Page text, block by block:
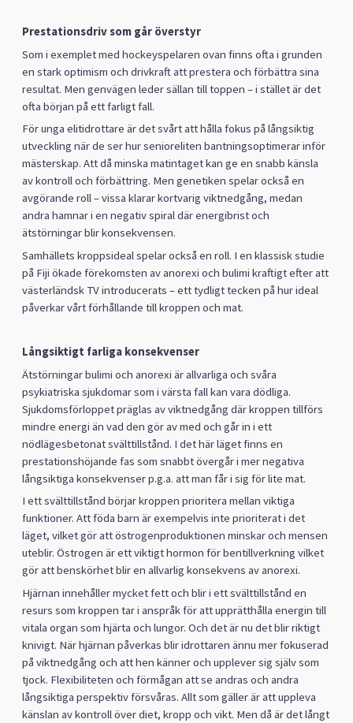
Prestationsdriv som går överstyr
Som i exemplet med hockeyspelaren ovan finns ofta i grunden
en stark optimism och drivkraft att prestera och förbättra sina
resultat. Men genvägen leder sällan till toppen – i stället är det
ofta början på ett farligt fall.
För unga elitidrottare är det svårt att hålla fokus på långsiktig
utveckling när de ser hur senioreliten bantningsoptimerar inför
mästerskap. Att då minska matintaget kan ge en snabb känsla
av kontroll och förbättring. Men genetiken spelar också en
avgörande roll – vissa klarar kortvarig viktnedgång, medan
andra hamnar i en negativ spiral där energibrist och
ätstörningar blir konsekvensen.
Samhällets kroppsideal spelar också en roll. I en klassisk studie
på Fiji ökade förekomsten av anorexi och bulimi kraftigt efter att
västerländsk TV introducerats – ett tydligt tecken på hur ideal
påverkar vårt förhållande till kroppen och mat.
Långsiktigt farliga konsekvenser
Ätstörningar bulimi och anorexi är allvarliga och svåra
psykiatriska sjukdomar som i värsta fall kan vara dödliga.
Sjukdomsförloppet präglas av viktnedgång där kroppen tillförs
mindre energi än vad den gör av med och går in i ett
nödlägesbetonat svälttillstånd. I det här läget finns en
prestationshöjande fas som snabbt övergår i mer negativa
långsiktiga konsekvenser p.g.a. att man får i sig för lite mat.
I ett svälttillstånd börjar kroppen prioritera mellan viktiga
funktioner. Att föda barn är exempelvis inte prioriterat i det
läget, vilket gör att östrogenproduktionen minskar och mensen
uteblir. Östrogen är ett viktigt hormon för bentillverkning vilket
gör att benskörhet blir en allvarlig konsekvens av anorexi.
Hjärnan innehåller mycket fett och blir i ett svälttillstånd en
resurs som kroppen tar i anspråk för att upprätthålla energin till
vitala organ som hjärta och lungor. Och det är nu det blir riktigt
knivigt. När hjärnan påverkas blir idrottaren ännu mer fokuserad
på viktnedgång och att hen känner och upplever sig själv som
tjock. Flexibiliteten och förmågan att se andras och andra
långsiktiga perspektiv försvåras. Allt som gäller är att uppleva
känslan av kontroll över diet, kropp och vikt. Men då är det långt